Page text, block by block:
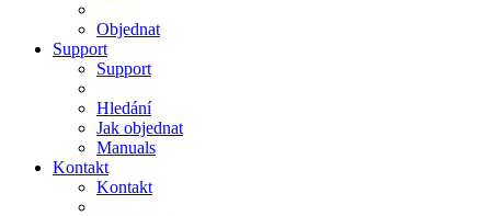
Objednat
Support
Support
Hledání
Jak objednat
Manuals
Kontakt
Kontakt